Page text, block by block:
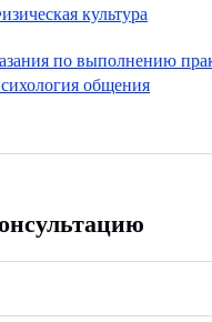
культура
по выполнению
общения